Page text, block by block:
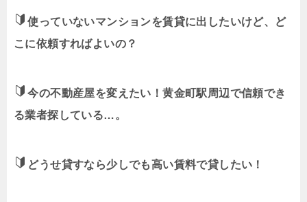
使っていないマンションを賃貸に出したいけど、ど
こに依頼すればよいの？
今の不動産屋を変えたい！黄金町駅周辺で信頼でき
る業者探している…。
どうせ貸すなら少しでも高い賃料で貸したい！